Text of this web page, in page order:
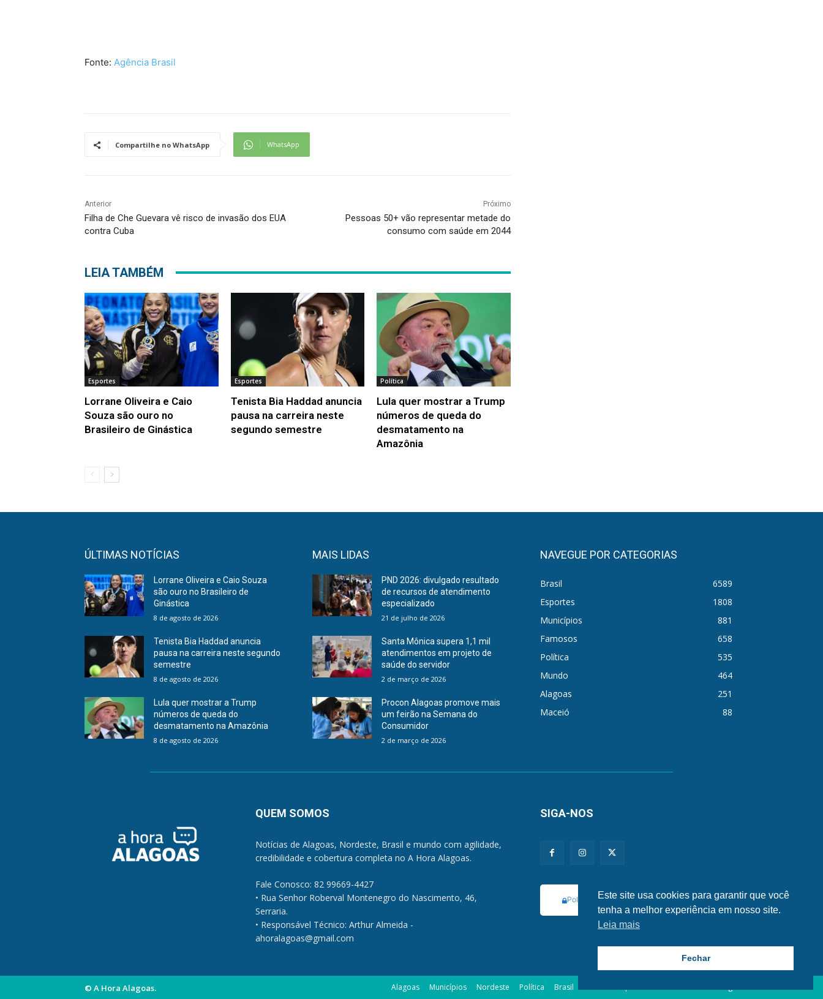
Fonte: Agência Brasil
Compartilhe no WhatsApp WhatsApp
Anterior
Filha de Che Guevara vê risco de invasão dos EUA
contra Cuba
Próximo
Pessoas 50+ vão representar metade do
consumo com saúde em 2044
LEIA TAMBÉM
Esportes
Lorrane Oliveira e Caio
Souza são ouro no
Brasileiro de Ginástica
Esportes
Tenista Bia Haddad anuncia
pausa na carreira neste
segundo semestre
Política
Lula quer mostrar a Trump
números de queda do
desmatamento na
Amazônia
ÚLTIMAS NOTÍCIAS
Lorrane Oliveira e Caio Souza
são ouro no Brasileiro de
Ginástica
8 de agosto de 2026
Tenista Bia Haddad anuncia
pausa na carreira neste segundo
semestre
8 de agosto de 2026
Lula quer mostrar a Trump
números de queda do
desmatamento na Amazônia
8 de agosto de 2026
MAIS LIDAS
PND 2026: divulgado resultado
de recursos de atendimento
especializado
21 de julho de 2026
Santa Mônica supera 1,1 mil
atendimentos em projeto de
saúde do servidor
2 de março de 2026
Procon Alagoas promove mais
um feirão na Semana do
Consumidor
2 de março de 2026
NAVEGUE POR CATEGORIAS
Brasil
6589
Esportes
1808
Municípios
881
Famosos
658
Política
535
Mundo
464
Alagoas
251
Maceió
88
QUEM SOMOS
Notícias de Alagoas, Nordeste, Brasil e mundo com agilidade,
credibilidade e cobertura completa no A Hora Alagoas.
Fale Conosco: 82 99669-4427
• Rua Senhor Roberval Montenegro do Nascimento, 46,
Serraria.
• Responsável Técnico: Arthur Almeida -
ahoralagoas@gmail.com
SIGA-NOS
Políticas de Privacidade e Cookies
© A Hora Alagoas. Alagoas Municípios Nordeste Política Brasil
Este site usa cookies para garantir que você
tenha a melhor experiência em nosso site.
Leia mais
Fechar